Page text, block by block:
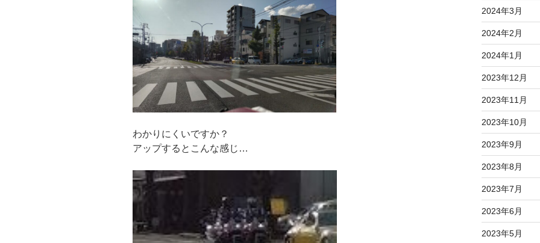
わかりにくいですか？
アップするとこんな感じ…
2024年3月
2024年2月
2024年1月
2023年12月
2023年11月
2023年10月
2023年9月
2023年8月
2023年7月
2023年6月
2023年5月